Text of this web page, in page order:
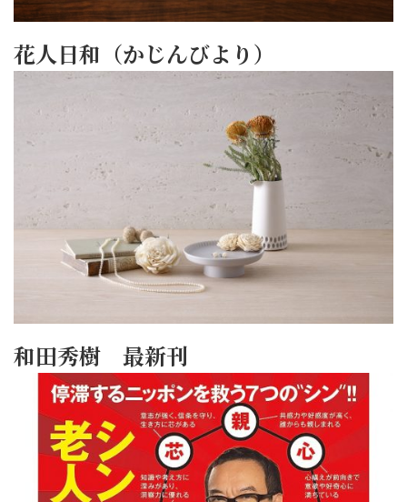
花人日和（かじんびより）
和田秀樹 最新刊